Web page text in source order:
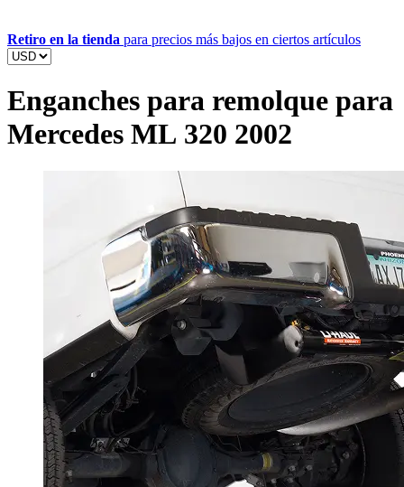
Retiro en la tienda para precios más bajos en ciertos artículos
Enganches para remolque para
Mercedes ML 320 2002